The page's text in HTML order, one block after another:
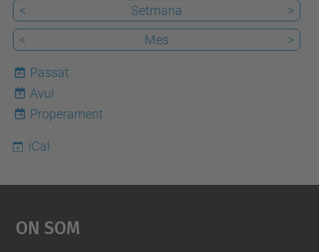
<
Setmana
>
<
Mes >
Passat
9
Avui
Properament
iCal
On Som